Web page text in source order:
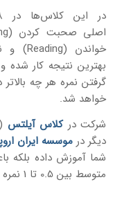
بهترین نتیجه کار شده
گرفتن نمره هر چه
خواهد شد.
شرکت درکلاس آیلتس
دیگر در موسسه ایران
شما آموزش داده بلکه
متوسط بین 0.5 تا 1 نمره بالاتر رود.